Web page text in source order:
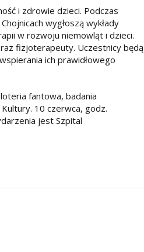
i zdrowie dzieci. Podczas
wygłoszą wykłady
w rozwoju niemowląt i dzieci.
fizjoterapeuty. Uczestnicy będą
ich prawidłowego
fantowa, badania
10 czerwca, godz.
jest Szpital